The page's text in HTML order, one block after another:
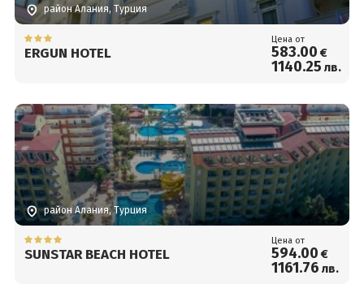
район Алания, Турция
ERGUN HOTEL
Цена от
583.00 €
1140.25 лв.
район Алания, Турция
SUNSTAR BEACH HOTEL
Цена от
594.00 €
1161.76 лв.